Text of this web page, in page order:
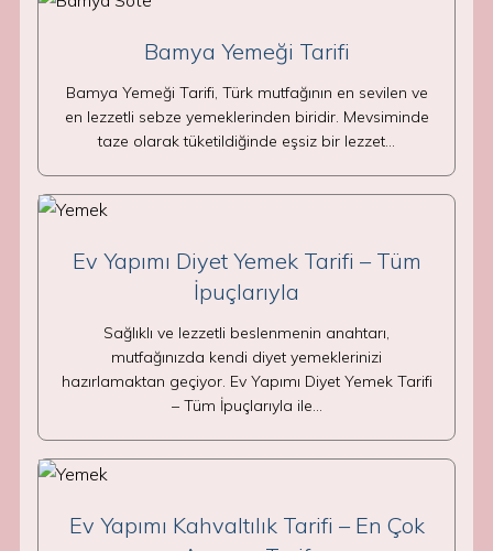
Bamya Yemeği Tarifi
Bamya Yemeği Tarifi, Türk mutfağının en sevilen ve
en lezzetli sebze yemeklerinden biridir. Mevsiminde
taze olarak tüketildiğinde eşsiz bir lezzet…
Ev Yapımı Diyet Yemek Tarifi – Tüm
İpuçlarıyla
Sağlıklı ve lezzetli beslenmenin anahtarı,
mutfağınızda kendi diyet yemeklerinizi
hazırlamaktan geçiyor. Ev Yapımı Diyet Yemek Tarifi
– Tüm İpuçlarıyla ile…
Ev Yapımı Kahvaltılık Tarifi – En Çok